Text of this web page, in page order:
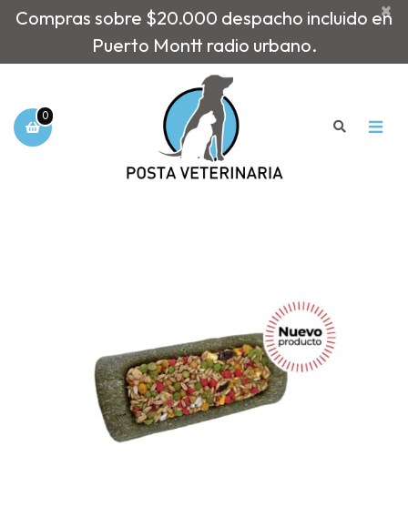
Compras sobre $20.000 despacho incluido en
Puerto Montt radio urbano.
×
0